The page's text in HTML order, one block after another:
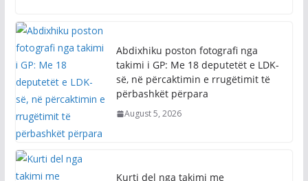
Abdixhiku poston fotografi nga
takimi i GP: Me 18 deputetët e LDK-
së, në përcaktimin e rrugëtimit të
përbashkët përpara
August 5, 2026
Kurti del nga takimi me